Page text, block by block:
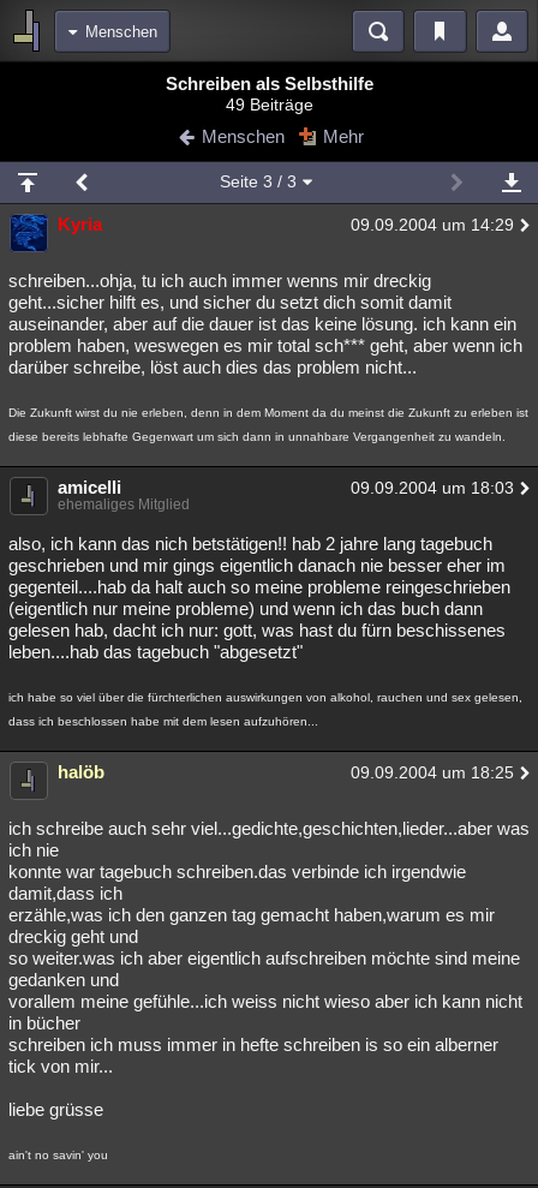
Menschen
Blogs
Chat Wiki Neuigkeiten
meine Rubriken
Menschen Mystery Kriminalfälle
Spiritualität Verschwörungen Technologie Ufologie
Natur Umfragen Unterhaltung
weitere Rubriken
Astronomie Helpdesk Gruppen Gaming Filme
Musik Clash Allmystery English
Besucht Teilgenommen Alle Neue Geschlossen
Lesenswert Schlüsselwörter
Schreiben als Selbsthilfe
49 Beiträge
Menschen Mehr
Seite 3 / 3
Kyria 09.09.2004 um 14:29
schreiben...ohja, tu ich auch immer wenns mir dreckig
geht...sicher hilft es, und sicher du setzt dich somit damit
auseinander, aber auf die dauer ist das keine lösung. ich kann ein
problem haben, weswegen es mir total sch*** geht, aber wenn ich
darüber schreibe, löst auch dies das problem nicht...
Die Zukunft wirst du nie erleben, denn in dem Moment da du meinst die Zukunft zu erleben ist
diese bereits lebhafte Gegenwart um sich dann in unnahbare Vergangenheit zu wandeln.
amicelli 09.09.2004 um 18:03
ehemaliges Mitglied
also, ich kann das nich betstätigen!! hab 2 jahre lang tagebuch
geschrieben und mir gings eigentlich danach nie besser eher im
gegenteil....hab da halt auch so meine probleme reingeschrieben
(eigentlich nur meine probleme) und wenn ich das buch dann
gelesen hab, dacht ich nur: gott, was hast du fürn beschissenes
leben....hab das tagebuch "abgesetzt"
ich habe so viel über die fürchterlichen auswirkungen von alkohol, rauchen und sex gelesen,
dass ich beschlossen habe mit dem lesen aufzuhören...
halöb 09.09.2004 um 18:25
ich schreibe auch sehr viel...gedichte,geschichten,lieder...aber was
ich nie
konnte war tagebuch schreiben.das verbinde ich irgendwie
damit,dass ich
erzähle,was ich den ganzen tag gemacht haben,warum es mir
dreckig geht und
so weiter.was ich aber eigentlich aufschreiben möchte sind meine
gedanken und
vorallem meine gefühle...ich weiss nicht wieso aber ich kann nicht
in bücher
schreiben ich muss immer in hefte schreiben is so ein alberner
tick von mir...
liebe grüsse
ain't no savin' you